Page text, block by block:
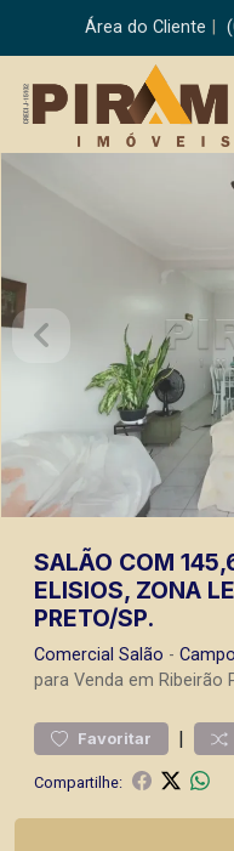
Área do Cliente
SALÃO COM
ELISIOS, ZONA
PRETO/SP.
Comercial Salão -
para Venda em Ribeirão
Favoritar |
Compartilhe: